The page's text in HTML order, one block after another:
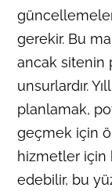
gerekir. Bu
ancak sitenin
unsurlardır.
planlamak,
geçmek için
hizmetler
edebilir, bu